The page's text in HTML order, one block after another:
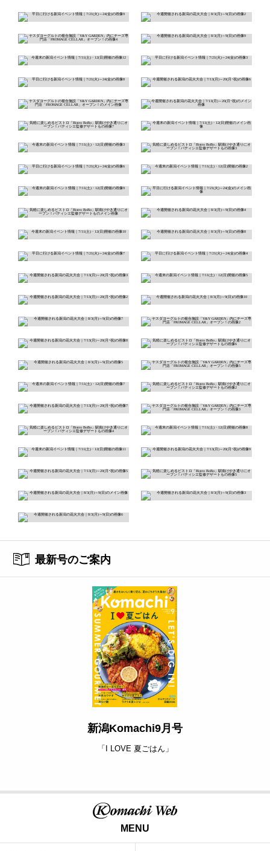
最新号のご案内
新潟Komachi9月号
「I LOVE 夏ごはん」
MENU